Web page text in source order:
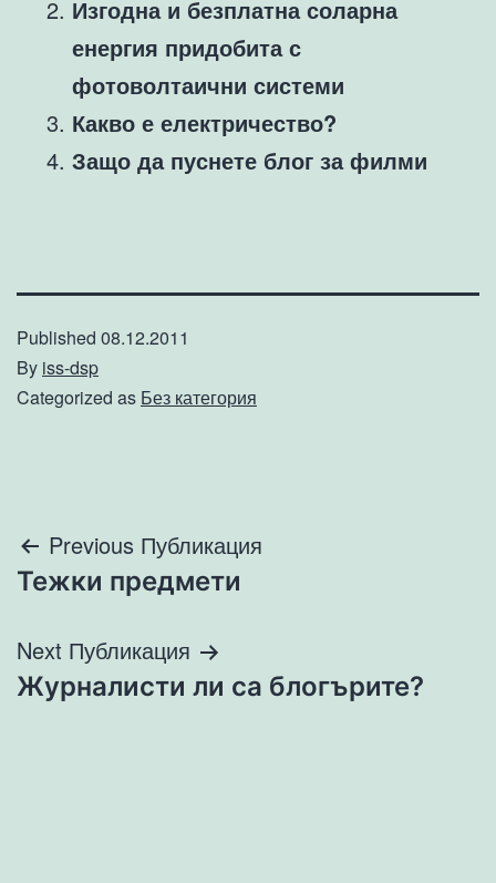
Изгодна и безплатна соларна
енергия придобита с
фотоволтаични системи
Какво е електричество?
Защо да пуснете блог за филми
Published 08.12.2011
By iss-dsp
Categorized as Без категория
Навигация
Previous Публикация
Тежки предмети
Next Публикация
Журналисти ли са блогърите?